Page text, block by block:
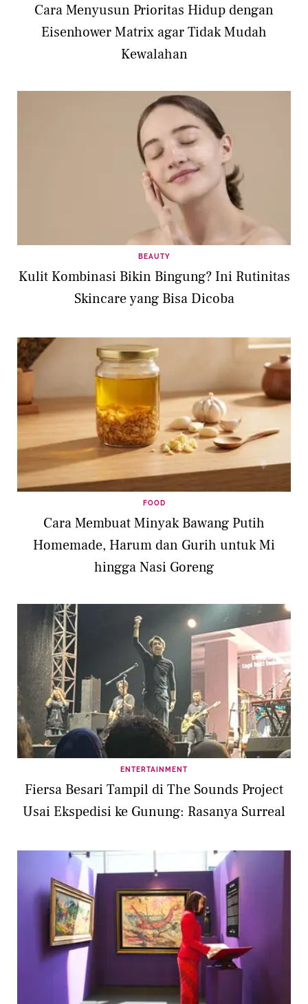
Cara Menyusun Prioritas Hidup dengan
Eisenhower Matrix agar Tidak Mudah
Kewalahan
BEAUTY
Kulit Kombinasi Bikin Bingung? Ini Rutinitas
Skincare yang Bisa Dicoba
FOOD
Cara Membuat Minyak Bawang Putih
Homemade, Harum dan Gurih untuk Mi
hingga Nasi Goreng
ENTERTAINMENT
Fiersa Besari Tampil di The Sounds Project
Usai Ekspedisi ke Gunung: Rasanya Surreal